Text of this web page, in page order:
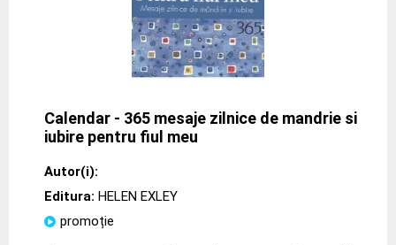
Calendar - 365 mesaje zilnice de mandrie si
iubire pentru fiul meu
Autor(i):
Editura: HELEN EXLEY
promoție